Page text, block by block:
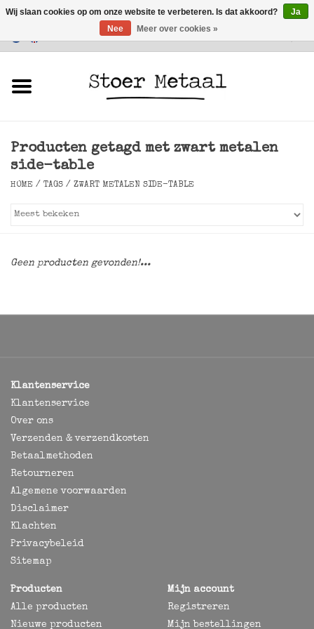
Klantenservice
Verlichting
Accessoires
Producten getagd met zwart metalen
side-table
HOME / TAGS / ZWART METALEN SIDE-TABLE
Geen producten gevonden!...
Klantenservice
Klantenservice
Over ons
Verzenden & verzendkosten
Betaalmethoden
Retourneren
Algemene voorwaarden
Disclaimer
Klachten
Privacybeleid
Sitemap
Producten
Alle producten
Nieuwe producten
Mijn account
Registreren
Mijn bestellingen
Wij slaan cookies op om onze website te verbeteren. Is dat akkoord?
Ja
Nee
Meer over cookies »